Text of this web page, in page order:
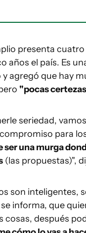
presenta
años el país. Es
y agregó que hay
"pocas
seriedad,
para
ser una murga
(las propuestas)",
son inteligentes,
informa, que
cosas, después